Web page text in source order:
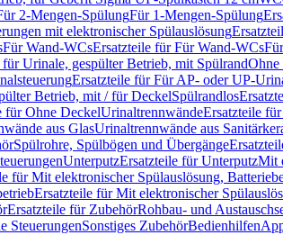
2-Mengen-SpülungFür 1-Mengen-Spülung
mit elektronischer Spülauslösung
Für Wand-WCsErsatzteile für Für Wand-WCs
für Urinale, gespülter Betrieb, mit SpülrandOhne
Ersatzteile für Für AP- oder UP-
Betrieb, mit / für DeckelSpülrandlos
für Ohne DeckelUrinaltrennwändeErsatzteile
aus GlasUrinaltrennwände aus
Spülrohre, Spülbögen und Übergänge
UnterputzErsatzteile für UnterputzMit
für Mit elektronischer Spülauslösung,
Ersatzteile für Mit elektronischer
Ersatzteile für ZubehörRohbau- und
SteuerungenSonstiges ZubehörBedienhilfen